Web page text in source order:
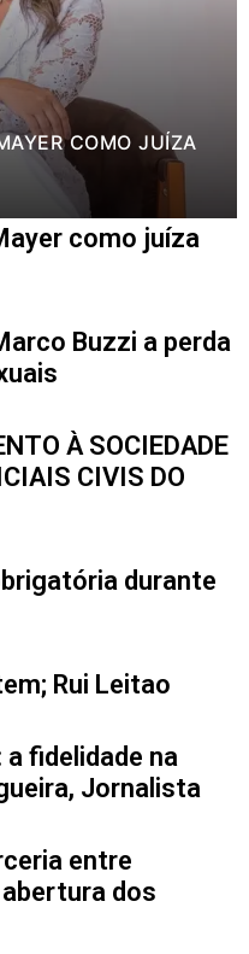
COMO JUÍZA
como juíza
Buzzi a perda
À SOCIEDADE
CIVIS DO
durante
Rui Leitao
fidelidade na
Jornalista
entre
dos